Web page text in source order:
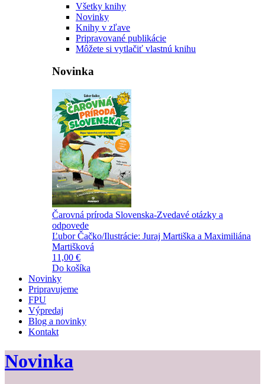
Všetky knihy
Novinky
Knihy v zľave
Pripravované publikácie
Môžete si vytlačiť vlastnú knihu
Novinka
Čarovná príroda Slovenska-Zvedavé otázky a
odpovede
Ľubor Čačko/Ilustrácie: Juraj Martiška a Maximiliána
Martišková
11,00 €
Do košíka
Novinky
Pripravujeme
FPU
Výpredaj
Blog a novinky
Kontakt
Novinka